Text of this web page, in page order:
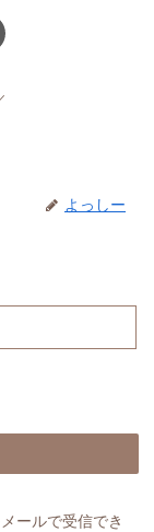
よっしー
ールで受信でき